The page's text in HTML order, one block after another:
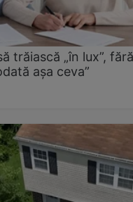
trăiască „în lux”, fără
așa ceva”